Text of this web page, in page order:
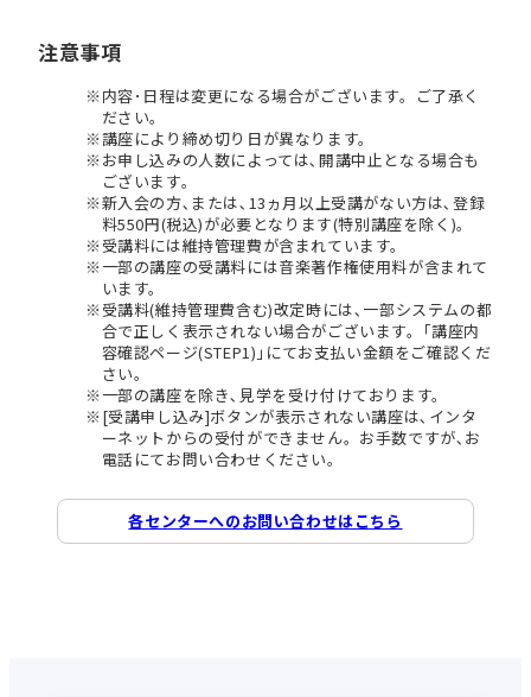
注意事項
内容･日程は変更になる場合がございます。ご了承く
ださい。
講座により締め切り日が異なります。
お申し込みの人数によっては､開講中止となる場合も
ございます。
新入会の方､または､13ヵ月以上受講がない方は､登録
料550円(税込)が必要となります(特別講座を除く)。
受講料には維持管理費が含まれています。
一部の講座の受講料には音楽著作権使用料が含まれて
います。
受講料(維持管理費含む)改定時には､一部システムの都
合で正しく表示されない場合がございます。｢講座内
容確認ページ(STEP1)｣にてお支払い金額をご確認くだ
さい。
一部の講座を除き､見学を受け付けております。
[受講申し込み]ボタンが表示されない講座は､インタ
ーネットからの受付ができません。お手数ですが､お
電話にてお問い合わせください。
各センターへのお問い合わせはこちら